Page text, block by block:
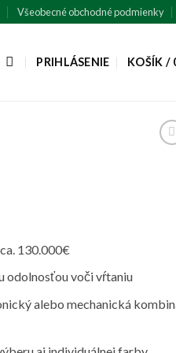
Všeobecné obchodné podmienky
PRIHLÁSENIE KOŠÍK /
130.000€
odolnosťou voči vŕtaniu
alebo mechanická